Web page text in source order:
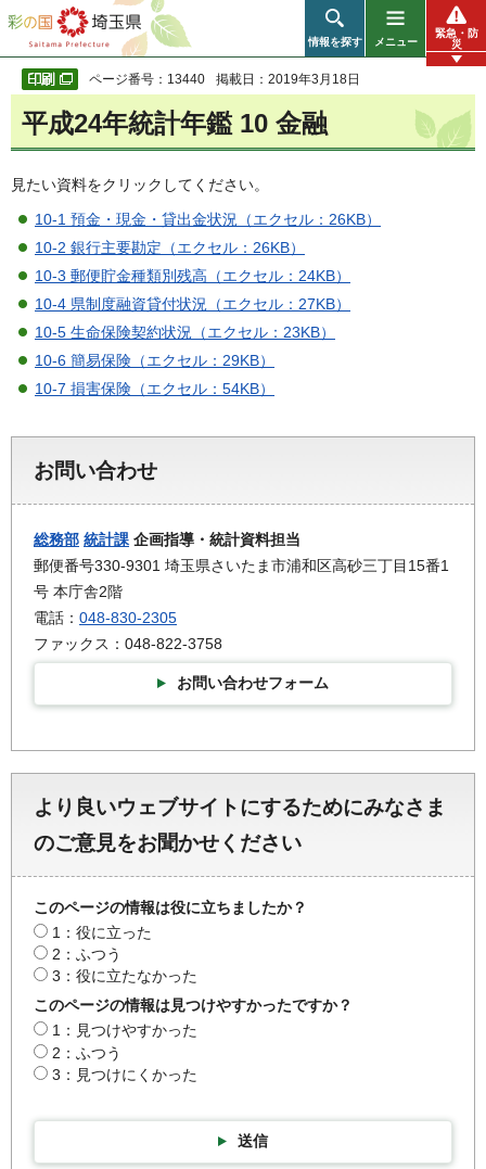
彩の国 埼玉県
情報を探す メニュー
緊急・防
災
ページ番号：13440 掲載日：2019年3月18日
平成24年統計年鑑 10 金融
見たい資料をクリックしてください。
10-1 預金・現金・貸出金状況（エクセル：26KB）
10-2 銀行主要勘定（エクセル：26KB）
10-3 郵便貯金種類別残高（エクセル：24KB）
10-4 県制度融資貸付状況（エクセル：27KB）
10-5 生命保険契約状況（エクセル：23KB）
10-6 簡易保険（エクセル：29KB）
10-7 損害保険（エクセル：54KB）
お問い合わせ
総務部 統計課 企画指導・統計資料担当
郵便番号330-9301 埼玉県さいたま市浦和区高砂三丁目15番1
号 本庁舎2階
電話： 048-830-2305
ファックス：048-822-3758
お問い合わせフォーム
より良いウェブサイトにするためにみなさま
のご意見をお聞かせください
このページの情報は役に立ちましたか？
1：役に立った
2：ふつう
3：役に立たなかった
このページの情報は見つけやすかったですか？
1：見つけやすかった
2：ふつう
3：見つけにくかった
送信